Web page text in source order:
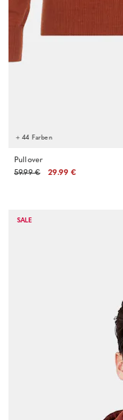
+ 44 Farben
Pullover
59.99 €
29.99 €
SALE